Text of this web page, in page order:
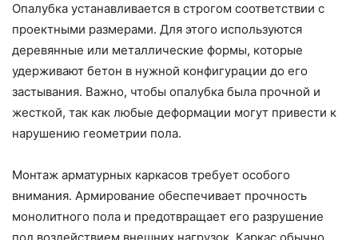
Опалубка устанавливается в строгом соответствии с
проектными размерами. Для этого используются
деревянные или металлические формы, которые
удерживают бетон в нужной конфигурации до его
застывания. Важно, чтобы опалубка была прочной и
жесткой, так как любые деформации могут привести к
нарушению геометрии пола.
Монтаж арматурных каркасов требует особого
внимания. Армирование обеспечивает прочность
монолитного пола и предотвращает его разрушение